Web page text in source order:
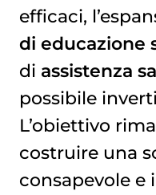
efficaci,
di educazione
di assistenza
possibile
L’obiettivo
costruire una
consapevole e